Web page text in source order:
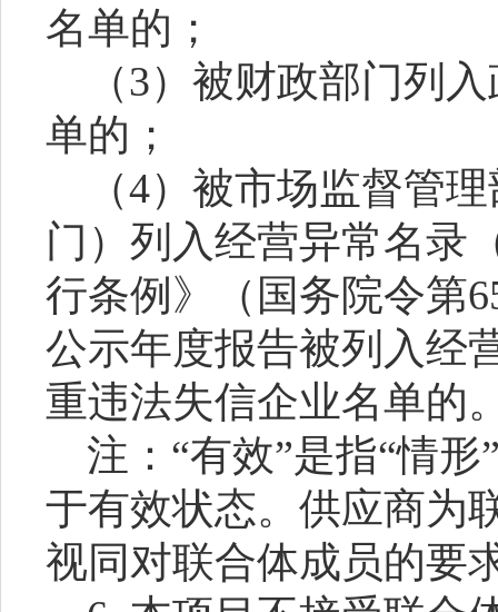
名单的；
（3）被财政部门列
单的；
（4）被市场监督管
门）列入经营异常名录
行条例》（国务院令第
公示年度报告被列入经
重违法失信企业名单的
注： “有效”是指“情
于有效状态。供应商为
视同对联合体成员的要